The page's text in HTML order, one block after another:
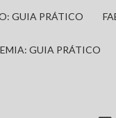
GUIA PRÁTICO
GUIA PRÁTICO